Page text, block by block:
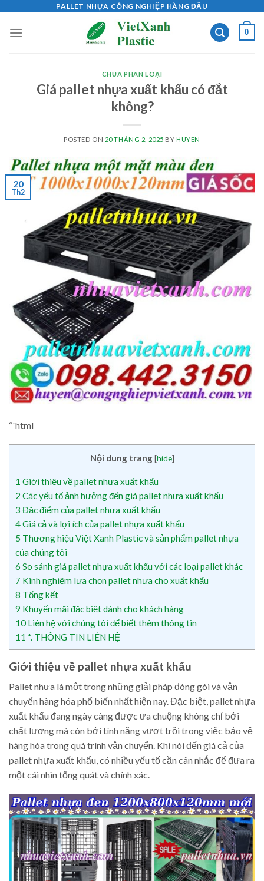
content
PALLET NHỰA CÔNG NGHIỆP HÀNG ĐẦU
0
CHƯA PHÂN LOẠI
Giá pallet nhựa xuất khẩu có đắt
không?
POSTED ON 20 THÁNG 2, 2025 BY HUYEN
20
Th2
“`html
Nội dung trang [hide]
1 Giới thiệu về pallet nhựa xuất khẩu
2 Các yếu tố ảnh hưởng đến giá pallet nhựa xuất khẩu
3 Đặc điểm của pallet nhựa xuất khẩu
4Giá cả và lợi ích của pallet nhựa xuất khẩu
5 Thương hiệu Việt Xanh Plastic và sản phẩm pallet nhựa
của chúng tôi
6 So sánh giá pallet nhựa xuất khẩu với các loại pallet khác
7 Kinh nghiệm lựa chọn pallet nhựa cho xuất khẩu
8 Tổng kết
9 Khuyến mãi đặc biệt dành cho khách hàng
10 Liên hệ với chúng tôi để biết thêm thông tin
11 *. THÔNG TIN LIÊN HỆ
Giới thiệu về pallet nhựa xuất khẩu
Pallet nhựa là một trong những giải pháp đóng gói và vận
chuyển hàng hóa phổ biến nhất hiện nay. Đặc biệt, pallet nhựa
xuất khẩu đang ngày càng được ưa chuộng không chỉ bởi
chất lượng mà còn bởi tính năng vượt trội trong việc bảo vệ
hàng hóa trong quá trình vận chuyển. Khi nói đến giá cả của
pallet nhựa xuất khẩu, có nhiều yếu tố cần cân nhắc để đưa ra
một cái nhìn tổng quát và chính xác.